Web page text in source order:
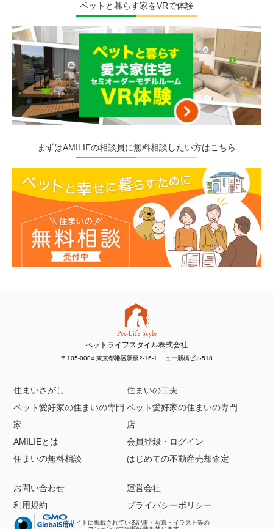
ペットと暮らす家をVRで体験
まずはAMILIEの相談員に無料相談したい方はこちら
ペットライフスタイル株式会社
〒105-0004 東京都港区新橋2-16-1 ニュー新橋ビル518
住まいさがし
住まいの工夫
ペット愛好家の住まいの専門
家
ペット愛好家の住まいの専門
店
AMILIEとは
会員登録・ログイン
住まいの無料相談
はじめての不動産売却査定
お問い合わせ
運営会社
利用規約
プライバシーポリシー
本サイトに掲載されている記事・写真・イラスト等の